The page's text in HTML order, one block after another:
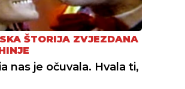
ŠTORIJA ZVJEZDANA
nas je očuvala. Hvala ti,